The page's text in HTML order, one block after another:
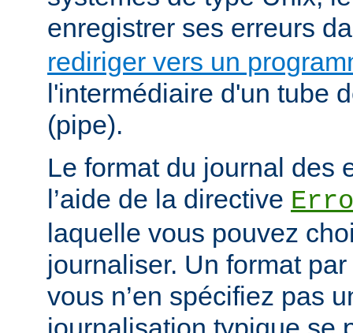
enregistrer ses erreurs
rediriger vers un
l'intermédiaire d'un tube
(pipe).
Le format du journal des
l’aide de la directive
laquelle vous pouvez
journaliser. Un format
vous n’en spécifiez pas